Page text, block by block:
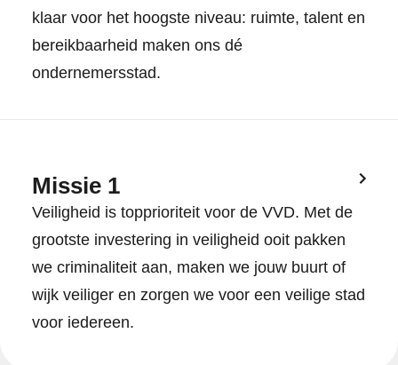
klaar voor het hoogste niveau: ruimte, talent en
bereikbaarheid maken ons dé
ondernemersstad.
Missie 1
Veiligheid is topprioriteit voor de VVD. Met de
grootste investering in veiligheid ooit pakken
we criminaliteit aan, maken we jouw buurt of
wijk veiliger en zorgen we voor een veilige stad
voor iedereen.